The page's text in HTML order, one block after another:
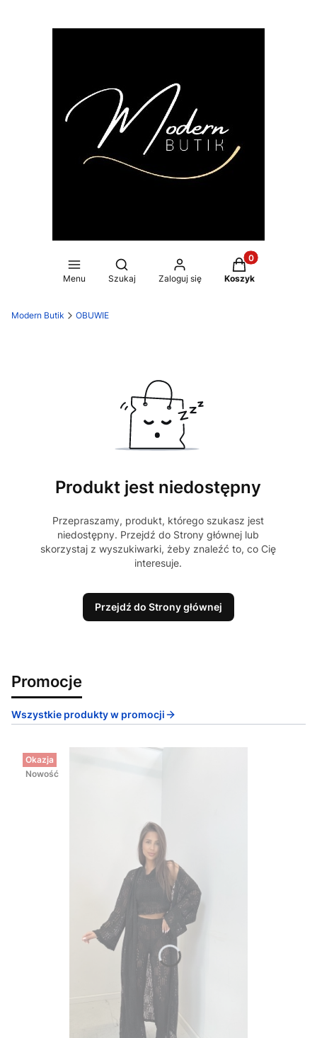
Menu
Otwórz wyszukiwarkę
Szukaj Zaloguj się
Produkty w
Koszyk
Modern Butik OBUWIE
Produkt jest niedostępny
Przepraszamy, produkt, którego szukasz jest
niedostępny. Przejdź do Strony głównej lub
skorzystaj z wyszukiwarki, żeby znaleźć to, co Cię
interesuje.
Przejdź do Strony głównej
Promocje
Wszystkie produkty w promocji
Okazja
Nowość